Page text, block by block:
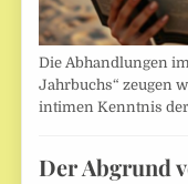
Die Abhandlungen
Jahrbuchs“ zeugen
intimen Kenntnis
Der Abgrund